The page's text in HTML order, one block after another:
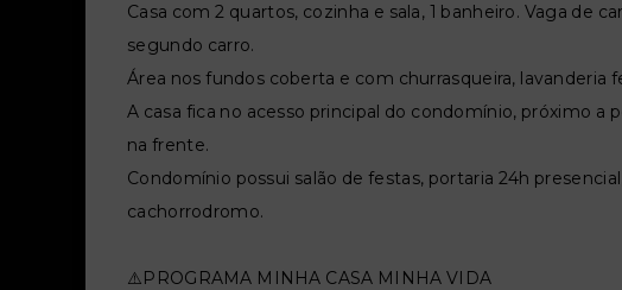
Casa com 2 quartos, cozinha e sala, 1 banheiro. Vaga de
segundo carro.
Área nos fundos coberta e com churrasqueira, lavanderia
A casa fica no acesso principal do condomínio, próximo a
na frente.
Condomínio possui salão de festas, portaria 24h
cachorrodromo.
⚠️PROGRAMA MINHA CASA MINHA VIDA